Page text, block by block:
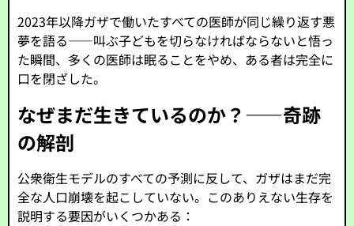
2023年以降ガザで働いたすべての医師が同じ繰り返す悪
夢を語る――叫ぶ子どもを切らなければならないと悟っ
た瞬間、多くの医師は眠ることをやめ、ある者は完全に
口を閉ざした。
なぜまだ生きているのか？――奇跡
の解剖
公衆衛生モデルのすべての予測に反して、ガザはまだ完
全な人口崩壊を起こしていない。このありえない生存を
説明する要因がいくつかある：